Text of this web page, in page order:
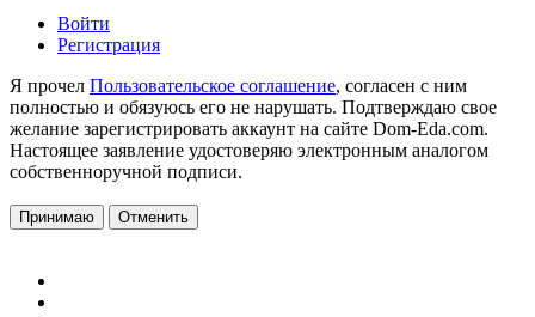
Войти
Регистрация
Я прочел Пользовательское соглашение, согласен с ним
полностью и обязуюсь его не нарушать. Подтверждаю свое
желание зарегистрировать аккаунт на сайте Dom-Eda.com.
Настоящее заявление удостоверяю электронным аналогом
собственноручной подписи.
Принимаю Отменить